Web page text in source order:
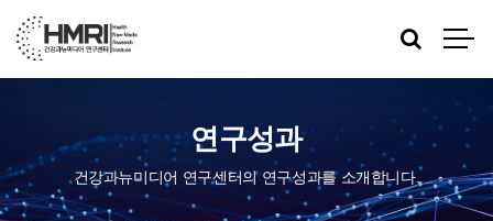
연구성과
건강과뉴미디어 연구센터의 연구성과를 소개합니다.